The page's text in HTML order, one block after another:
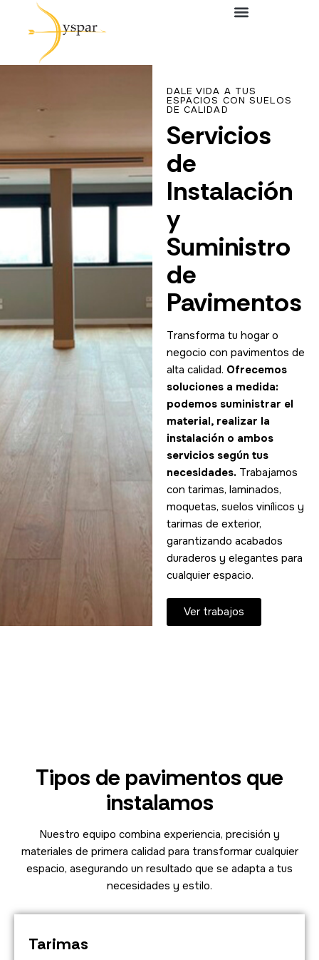
Inicio
Contacto
DALE VIDA A TUS
ESPACIOS CON SUELOS
DE CALIDAD
Servicios
de
Instalación
y
Suministro
de
Pavimentos
Transforma tu hogar o
negocio con pavimentos de
alta calidad. Ofrecemos
soluciones a medida:
podemos suministrar el
material, realizar la
instalación o ambos
servicios según tus
necesidades. Trabajamos
con tarimas, laminados,
moquetas, suelos vinílicos y
tarimas de exterior,
garantizando acabados
duraderos y elegantes para
cualquier espacio.
Ver trabajos
Tipos de pavimentos que
instalamos
Nuestro equipo combina experiencia, precisión y
materiales de primera calidad para transformar cualquier
espacio, asegurando un resultado que se adapta a tus
necesidades y estilo.
Tarimas